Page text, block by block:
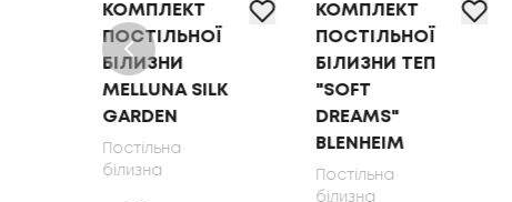
КОМПЛЕКТ
ПОСТІЛЬНОЇ
БІЛИЗНИ ТЕП
"SOFT
DREAMS"
BLENHEIM
Постільна
КОМПЛЕКТ
ПОСТІЛЬНОЇ
БІЛИЗНИ
MELLUNA
SOFT RIBBONS
Постільна
білизна